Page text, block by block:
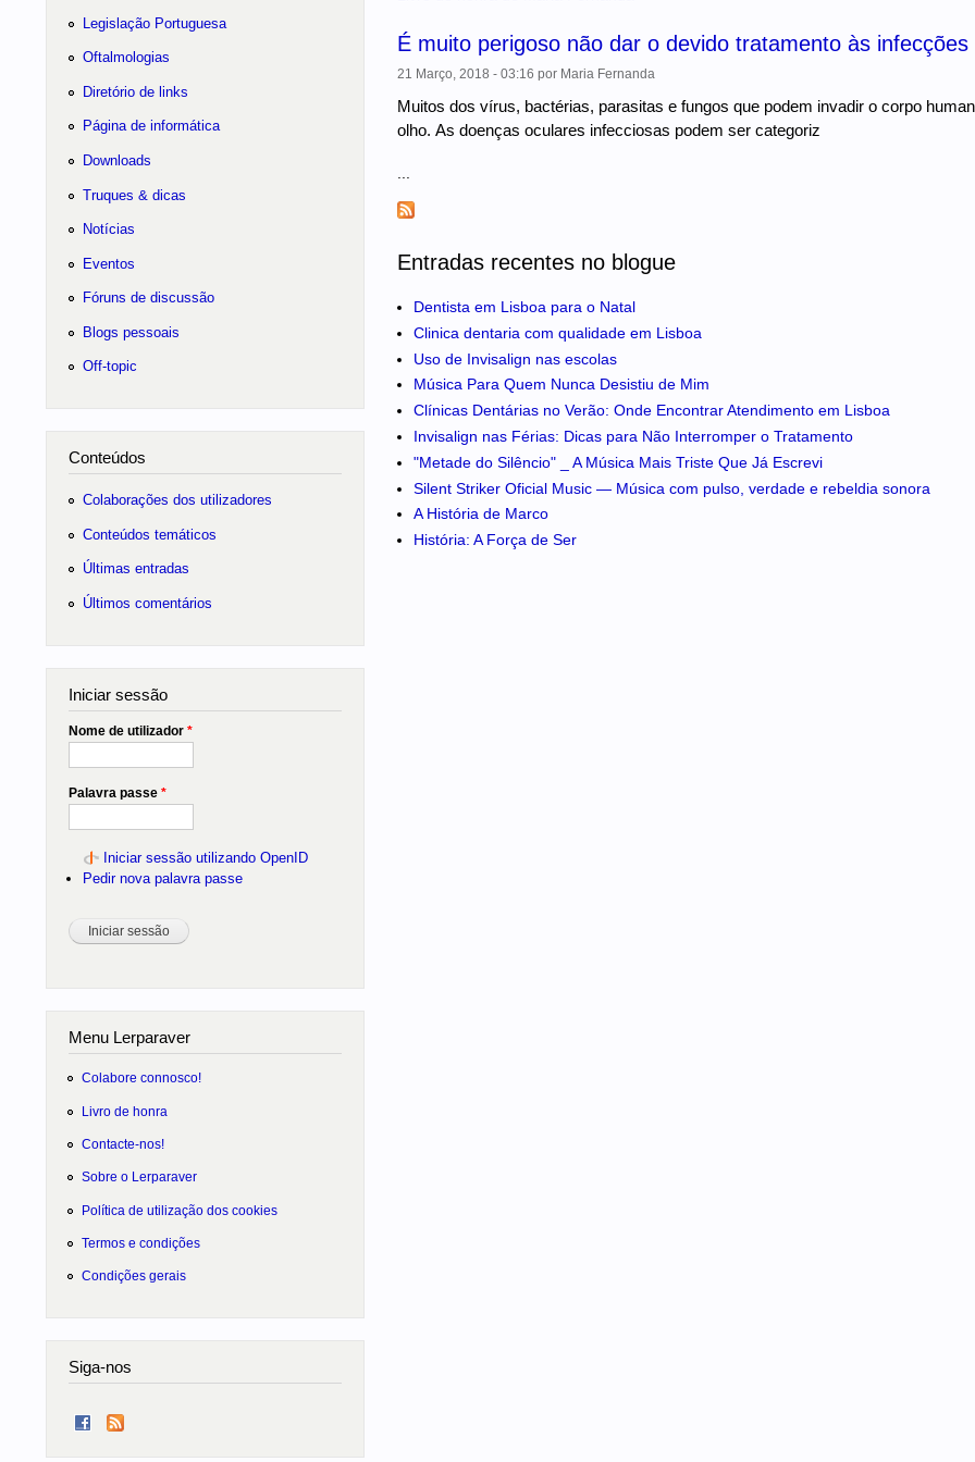
É muito perigoso não dar o devido tratamento às infecções
21 Março, 2018 - 03:16 por Maria Fernanda
Muitos dos vírus, bactérias, parasitas e fungos que podem invadir o corpo
olho. As doenças oculares infecciosas podem ser categoriz
Entradas recentes no blogue
Dentista em Lisboa para o Natal
Clinica dentaria com qualidade em Lisboa
Uso de Invisalign nas escolas
Música Para Quem Nunca Desistiu de Mim
Clínicas Dentárias no Verão: Onde Encontrar Atendimento em Lisboa
Invisalign nas Férias: Dicas para Não Interromper o Tratamento
"Metade do Silêncio" _ A Música Mais Triste Que Já Escrevi
Silent Striker Oficial Music — Música com pulso, verdade e rebeldia sonora
A História de Marco
História: A Força de Ser
Legislação Portuguesa
Oftalmologias
Diretório de links
Página de informática
Downloads
Truques & dicas
Notícias
Eventos
Fóruns de discussão
Blogs pessoais
Off-topic
Conteúdos
Colaborações dos utilizadores
Conteúdos temáticos
Últimas entradas
Últimos comentários
Iniciar sessão
Nome de utilizador *
Palavra passe *
Iniciar sessão utilizando OpenID
Pedir nova palavra passe
Menu Lerparaver
Colabore connosco!
Livro de honra
Contacte-nos!
Sobre o Lerparaver
Política de utilização dos cookies
Termos e condições
Condições gerais
Siga-nos